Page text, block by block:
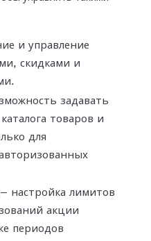
и управление
скидками и
задавать
товаров и
для
— настройка лимитов
акции
периодов